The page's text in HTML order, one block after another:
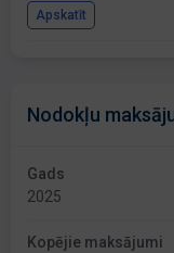
Apskatīt
Nodokļu
Gads
2025
Kopējie maksājumi